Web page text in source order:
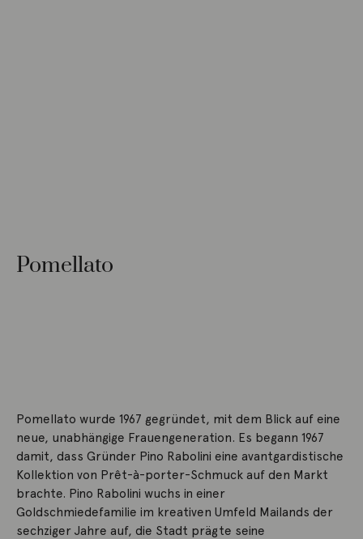
Pomellato
Pomellato wurde 1967 gegründet, mit dem Blick auf eine
neue, unabhängige Frauengeneration. Es begann 1967
damit, dass Gründer Pino Rabolini eine avantgardistische
Kollektion von Prêt-à-porter-Schmuck auf den Markt
brachte. Pino Rabolini wuchs in einer
Goldschmiedefamilie im kreativen Umfeld Mailands der
sechziger Jahre auf, die Stadt prägte seine